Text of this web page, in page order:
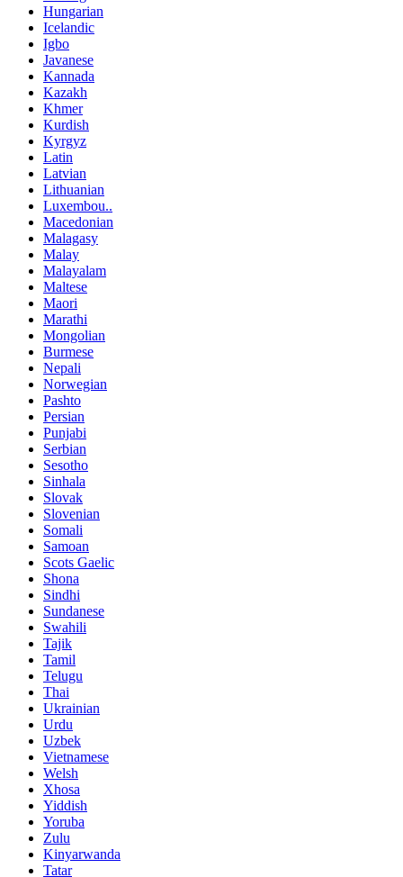
Hungarian
Icelandic
Igbo
Javanese
Kannada
Kazakh
Khmer
Kurdish
Kyrgyz
Latin
Latvian
Lithuanian
Luxembou..
Macedonian
Malagasy
Malay
Malayalam
Maltese
Maori
Marathi
Mongolian
Burmese
Nepali
Norwegian
Pashto
Persian
Punjabi
Serbian
Sesotho
Sinhala
Slovak
Slovenian
Somali
Samoan
Scots Gaelic
Shona
Sindhi
Sundanese
Swahili
Tajik
Tamil
Telugu
Thai
Ukrainian
Urdu
Uzbek
Vietnamese
Welsh
Xhosa
Yiddish
Yoruba
Zulu
Kinyarwanda
Tatar